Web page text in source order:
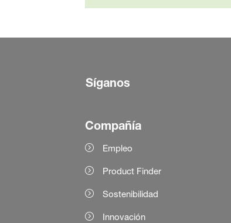
Síganos
Compañía
Empleo
Product Finder
Sostenibilidad
Innovación